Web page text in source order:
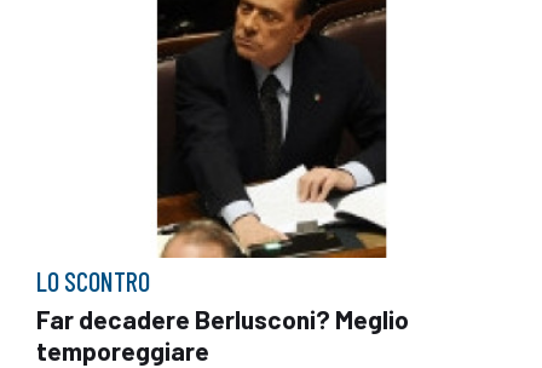
LO SCONTRO
Far decadere Berlusconi? Meglio
temporeggiare